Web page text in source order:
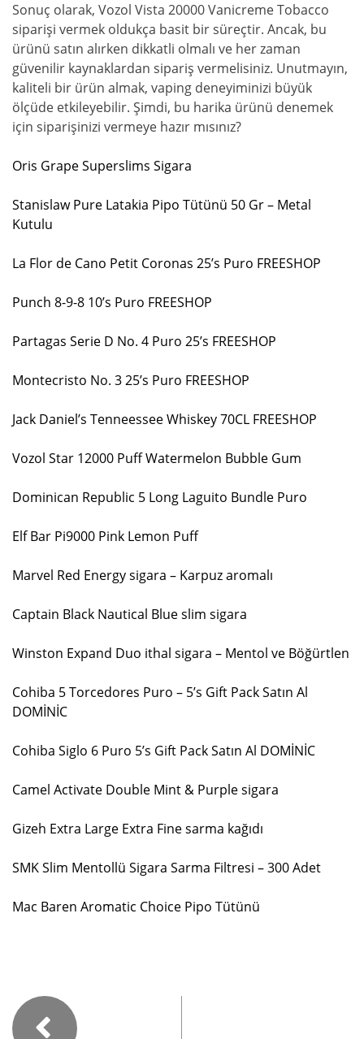
Sonuç olarak, Vozol Vista 20000 Vanicreme Tobacco
siparişi vermek oldukça basit bir süreçtir. Ancak, bu
ürünü satın alırken dikkatli olmalı ve her zaman
güvenilir kaynaklardan sipariş vermelisiniz. Unutmayın,
kaliteli bir ürün almak, vaping deneyiminizi büyük
ölçüde etkileyebilir. Şimdi, bu harika ürünü denemek
için siparişinizi vermeye hazır mısınız?
Oris Grape Superslims Sigara
Stanislaw Pure Latakia Pipo Tütünü 50 Gr – Metal
Kutulu
La Flor de Cano Petit Coronas 25’s Puro FREESHOP
Punch 8-9-8 10’s Puro FREESHOP
Partagas Serie D No. 4 Puro 25’s FREESHOP
Montecristo No. 3 25’s Puro FREESHOP
Jack Daniel’s Tenneessee Whiskey 70CL FREESHOP
Vozol Star 12000 Puff Watermelon Bubble Gum
Dominican Republic 5 Long Laguito Bundle Puro
Elf Bar Pi9000 Pink Lemon Puff
Marvel Red Energy sigara – Karpuz aromalı
Captain Black Nautical Blue slim sigara
Winston Expand Duo ithal sigara – Mentol ve Böğürtlen
Cohiba 5 Torcedores Puro – 5’s Gift Pack Satın Al
DOMİNİC
Cohiba Siglo 6 Puro 5’s Gift Pack Satın Al DOMİNİC
Camel Activate Double Mint & Purple sigara
Gizeh Extra Large Extra Fine sarma kağıdı
SMK Slim Mentollü Sigara Sarma Filtresi – 300 Adet
Mac Baren Aromatic Choice Pipo Tütünü